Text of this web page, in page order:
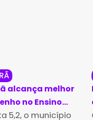
alcança melhor
no Ensino
Bahia no Ideb
5,2, o município